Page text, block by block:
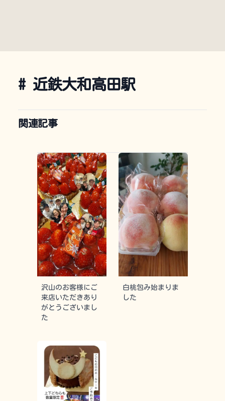
# 近鉄大和高田駅
関連記事
沢山のお客様にご
来店いただきあり
がとうございまし
た
白桃包み始まりま
した